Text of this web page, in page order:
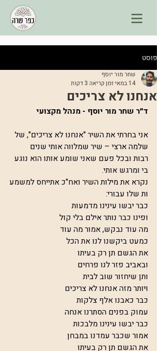
פוסט
אנחנו לא צריכים
שחר מור יוסף
14 במאי
זמן קריאה 3 דקות
ד״ר שחר מור יוסף - מנהל מקצועי
אני בחרתי את השיר "אנחנו לא צריכים", של
שלמה ארצי – שיר שמלווה אותי שנים
רבות ובכל פעם שאני שומע אותו הוא נוגע
בי ומרגש אותי.
נקרא את מילות השיר ואח"כ אתייחס למשמע
ות שלו עבורי:
כבר יבשו עינינו מדמעות
ופינו כבר נותר אילם בלי קול
מה עוד נבקש, אמור מה עוד
כמעט ביקשנו לנו את הכל
את הגשם תן רק בעיתו
ובאביב פזר לנו פרחים
ותן שיחזור שוב לבית
ויותר מזה אנחנו לא צריכים
כבר כאבנו אלף צלקות
עמוק בפנים הסתרנו אנחה
כבר יבשו עינינו מלבכות
אמור שכבר עמדנו במבחן
את הגשם תן רק בעיתו